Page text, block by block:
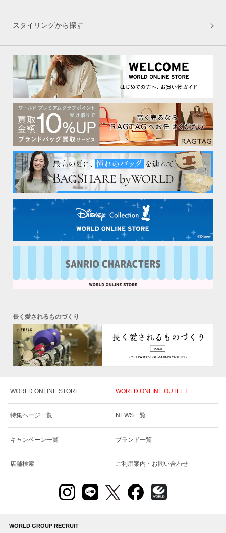
スタイリングから探す
長く愛されるものづくり
WORLD ONLINE STORE WORLD ONLINE OUTLET
特集ページ一覧 NEWS一覧
キャンペーン一覧 ブランド一覧
店舗検索 ご利用案内・お問い合わせ
WORLD GROUP RECRUIT